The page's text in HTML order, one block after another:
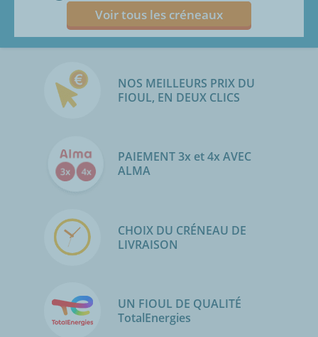
Voir tous les créneaux
NOS MEILLEURS PRIX DU
FIOUL, EN DEUX CLICS
PAIEMENT 3x et 4x AVEC
ALMA
CHOIX DU CRÉNEAU DE
LIVRAISON
UN FIOUL DE QUALITÉ
TotalEnergies